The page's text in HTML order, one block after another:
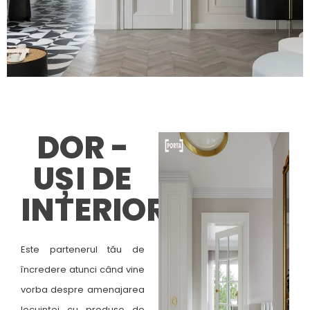
DOR -
UȘI DE
INTERIOR
Este partenerul tău de
încredere atunci când vine
vorba despre amenajarea